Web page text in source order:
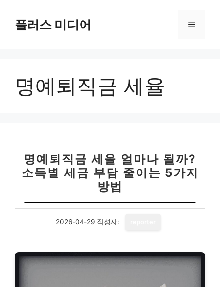
플러스 미디어 메
명예퇴직금 세율
명예퇴직금 세율 얼마나 될까?
소득별 세금 부담 줄이는 5가지
방법
2026-04-29 작성자: